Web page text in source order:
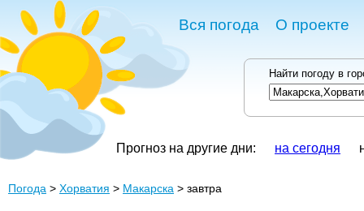
Вся погода О проекте
Найти погоду в
Прогноз на другие дни: на сегодня
Погода > Хорватия > Макарска > завтра